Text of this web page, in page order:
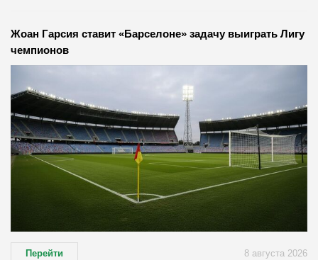
Жоан Гарсия ставит «Барселоне» задачу выиграть Лигу
чемпионов
Перейти 8 августа 2026